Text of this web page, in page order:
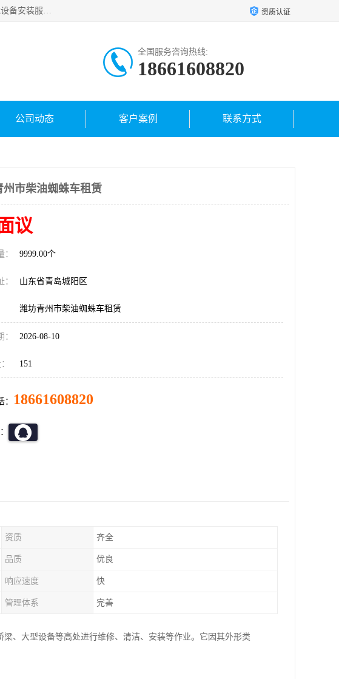
青岛高晟工程机械租赁有限公司成立于2015年，注册地位于山东省青岛市。经营范围包括：机械设备租赁，普通机械设备安装服务，电子、机械设备维护，专用设备修理，通用设备修理，机械设备销售，环境保护专用设备销售，建筑材料销售，专业保洁、清洗、消毒服务，劳动保护用品销售，信息技术咨询服务，汽车拖车、求援、清障服务，物业管理；工程管理服务，货物进出口，技术进出口，汽车销售，新能源汽车整车销售等。 资质认证
全国服务咨询热线:
18661608820
公司动态 客户案例 联系方式
州市柴油蜘蛛车租赁
议
9999.00个
山东省青岛城阳区
潍坊青州市柴油蜘蛛车租赁
2026-08-10
151
18661608820
资质 齐全
品质 优良
响应速度 快
管理体系 完善
、大型设备等高处进行维修、清洁、安装等作业。它因其外形类